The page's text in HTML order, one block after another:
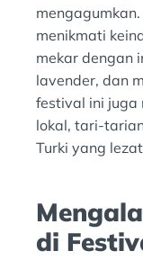
menikmati
mekar dengan
lavender, dan
festival ini juga
lokal, tari-
Turki yang
di